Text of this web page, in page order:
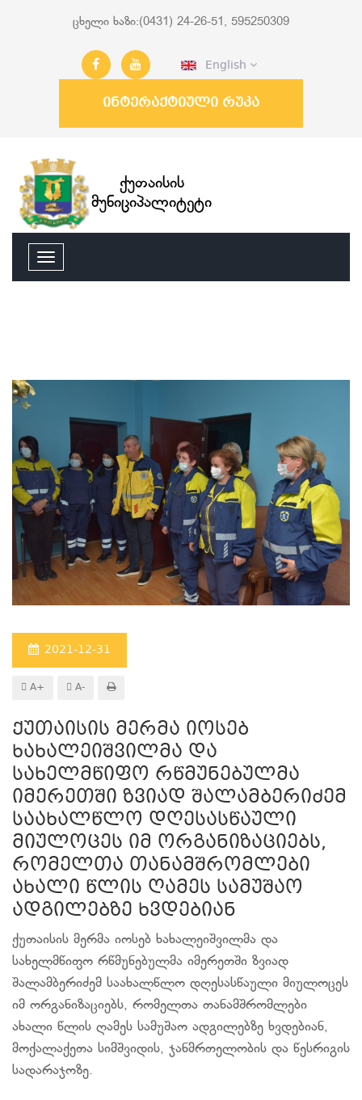
ცხელი ხაზი:(0431) 24-26-51, 595250309
English
ინტერაქტიული რუკა
ქუთაისის
მუნიციპალიტეტი
2021-12-31
A+ A-
ქუთაისის მერმა იოსებ
ხახალეიშვილმა და
სახელმწიფო რწმუნებულმა
იმერეთში ზვიად შალამბერიძემ
საახალწლო დღესასწაული
მიულოცეს იმ ორგანიზაციებს,
რომელთა თანამშრომლები
ახალი წლის ღამეს სამუშაო
ადგილებზე ხვდებიან
ქუთაისის მერმა იოსებ ხახალეიშვილმა და
სახელმწიფო რწმუნებულმა იმერეთში ზვიად
შალამბერიძემ საახალწლო დღესასწაული მიულოცეს
იმ ორგანიზაციებს, რომელთა თანამშრომლები
ახალი წლის ღამეს სამუშაო ადგილებზე ხვდებიან,
მოქალაქეთა სიმშვიდის, ჯანმრთელობის და წესრიგის
სადარაჯოზე.